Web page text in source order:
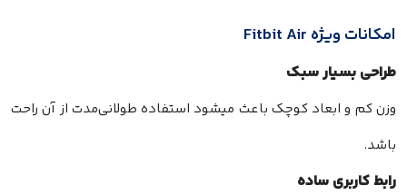
امکانات ویژه Fitbit Air
طراحی بسیار سبک
وزن کم و ابعاد کوچک باعث میشود استفاده طولانی‌مدت از آن راحت
باشد.
رابط کاربری ساده